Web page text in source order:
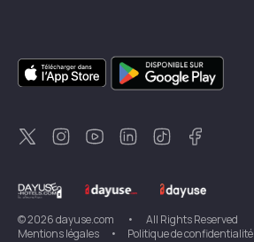
DayuseSingapour
DayuseSuède
DayuseThaïlande
DayuseNouvelle-Zélande
DayuseTurquie
©2026dayuse.com •
All Rights Reserved
Mentions légales
• Politique de confidentialité